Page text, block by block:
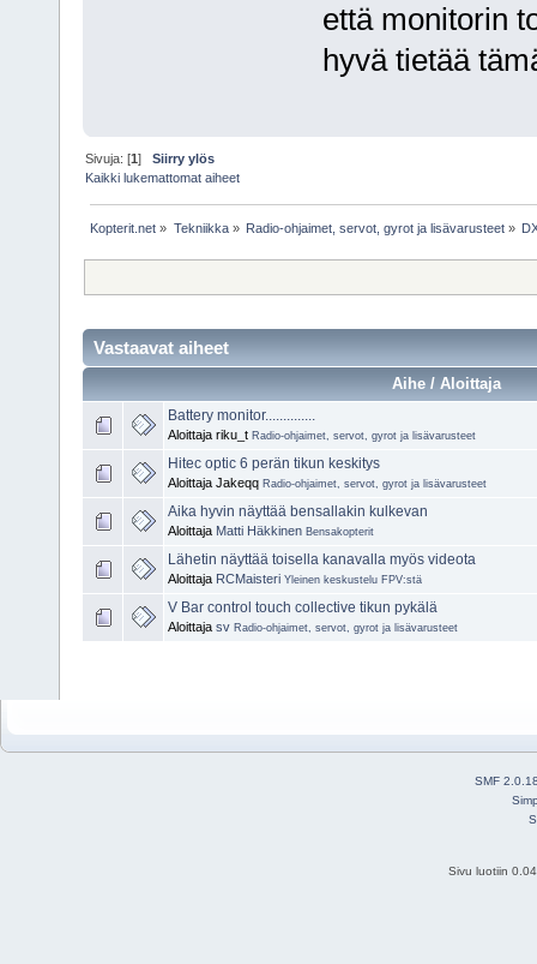
että monitorin
hyvä tietää
Sivuja: [1]Siirry ylös
Kaikki lukemattomat aiheet
Kopterit.net » Tekniikka» Radio-ohjaimet, servot, gyrot ja lisävarusteet»
Vastaavat aiheet
Aihe / Aloittaja
Battery monitor..............
Aloittaja riku_t Radio-ohjaimet, servot, gyrot ja lisävarusteet
Hitec optic 6 perän tikun keskitys
Aloittaja Jakeqq Radio-ohjaimet, servot, gyrot ja lisävarusteet
Aika hyvin näyttää bensallakin kulkevan
Aloittaja Matti Häkkinen Bensakopterit
Lähetin näyttää toisella kanavalla myös videota
Aloittaja RCMaisteri Yleinen keskustelu FPV:stä
V Bar control touch collective tikun pykälä
Aloittaja sv Radio-ohjaimet, servot, gyrot ja lisävarusteet
SMF
Sivu luotiin